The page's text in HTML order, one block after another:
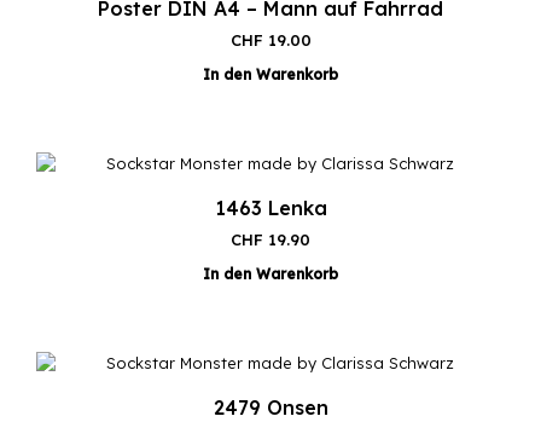
Poster DIN A4 – Mann auf Fahrrad
CHF 19.00
In den Warenkorb
1463 Lenka
CHF 19.90
In den Warenkorb
2479 Onsen